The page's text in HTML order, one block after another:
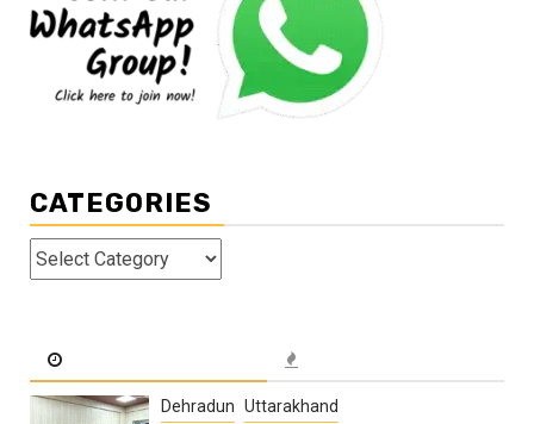
CATEGORIES
Categories
Dehradun Uttarakhand